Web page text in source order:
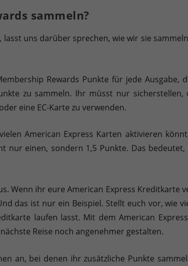
sammeln?
uns darüber sprechen, wie wir sie
Rewards Punkte für jede Ausgabe,
zu sammeln. Ihr müsst nur sicherstellen,
eine EC-Karte zu verwenden.
American Express Karten aktivieren
nur einen, sondern 1,5 Punkte. Das bedeutet,
Wenn ihr eure American Express Kreditkarte
das ist nur ein Beispiel. Stellt euch vor, wie
laufen lasst. Mit dem American
Reise noch angenehmer gestalten.
an, bei denen ihr zusätzliche Punkte